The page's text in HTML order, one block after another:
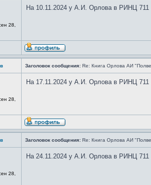
28,
На 10.11.2024 у А.И. Орлова в РИНЦ 711
Заголовок сообщения: Re: Книга Орлова АИ
28,
На 17.11.2024 у А.И. Орлова в РИНЦ 711
Заголовок сообщения: Re: Книга Орлова АИ
28,
На 24.11.2024 у А.И. Орлова в РИНЦ 711